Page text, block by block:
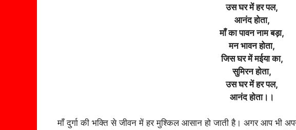
उस घर में हर पल,
आनंद होता,
माँ का पावन नाम बड़ा,
मन भावन होता,
जिस घर में मईया का,
सुमिरन होता,
उस घर में हर पल,
आनंद होता।।
माँ दुर्गा की भक्ति से जीवन में हर मुश्किल आसान हो जाती है। अगर आप भी